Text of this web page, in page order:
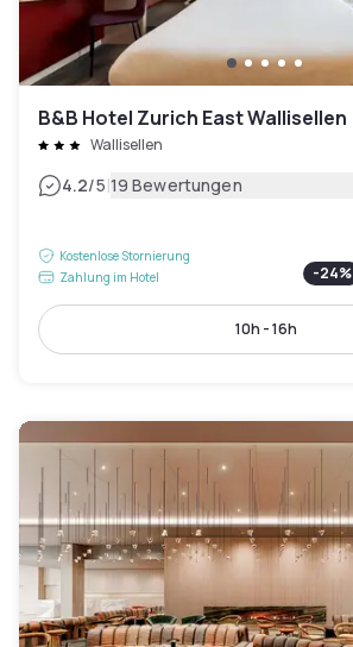
B&B Hotel Zurich East Wallisellen
Wallisellen
4.2/5|19 Bewertungen
Kostenlose Stornierung
Zahlung im Hotel
-24%
10h - 16h